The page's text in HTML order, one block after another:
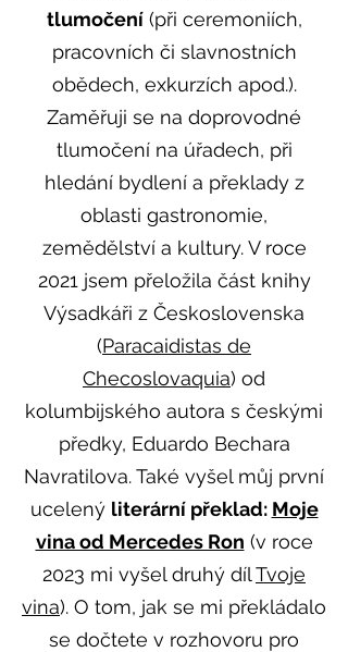
tlumočení(při ceremoniích,
pracovních či slavnostních
obědech, exkurzích apod.).
Zaměřuji se na doprovodné
tlumočení na úřadech, při
hledání bydlení a překlady z
oblasti gastronomie,
zemědělství a kultury. V roce
2021 jsem přeložila část knihy
Výsadkáři z Československa
(Paracaidistas de
Checoslovaquia) od
kolumbijského autora s českými
předky, Eduardo Bechara
Navratilova. Také vyšel můj první
ucelený literární překlad: Moje
vina od Mercedes Ron (v roce
2023 mi vyšel druhý díl Tvoje
vina). O tom, jak se mi překládalo
se dočtete v rozhovoru pro